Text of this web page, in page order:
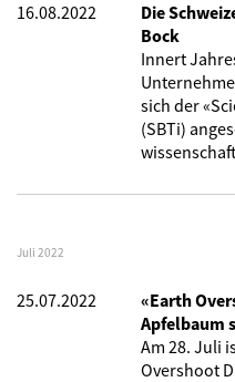
16.08.2022
Die
Bock
Innert
sich der
(SBTi)
Juli 2022
25.07.2022
«Earth
Apfelbaum
Am 28. Juli
Overshoot